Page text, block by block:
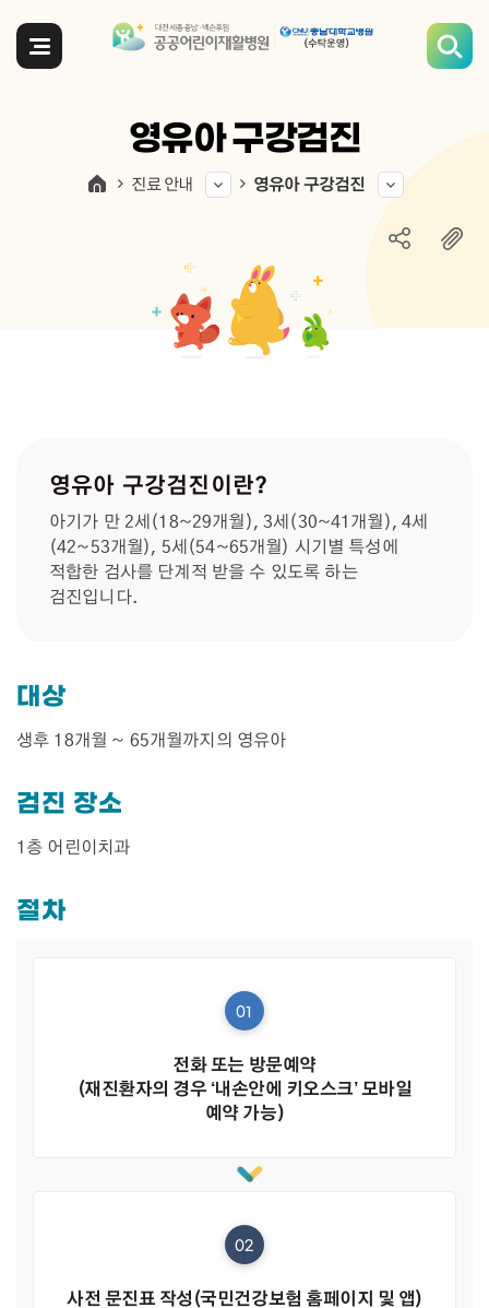
전체메뉴
영유아 구강검진
진료 안내 영유아 구강검진
영유아 구강검진이란?
아기가 만 2세(18~29개월), 3세(30~41개월), 4세
(42~53개월), 5세(54~65개월) 시기별 특성에
적합한 검사를 단계적 받을 수 있도록 하는
검진입니다.
대상
생후 18개월 ~ 65개월까지의 영유아
검진 장소
1층 어린이치과
절차
01
전화 또는 방문예약
(재진환자의 경우 ‘내손안에 키오스크’ 모바일
예약 가능)
02
사전 문진표 작성(국민건강보험 홈페이지 및 앱)